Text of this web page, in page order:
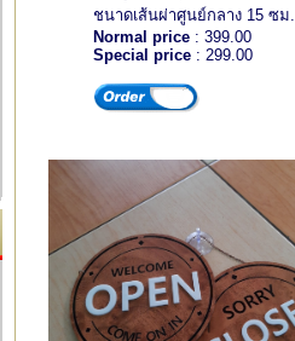
ชนาดเส้นผ่าศูนย์กลาง 15 ซม.
Normal price : 399.00
Special price : 299.00